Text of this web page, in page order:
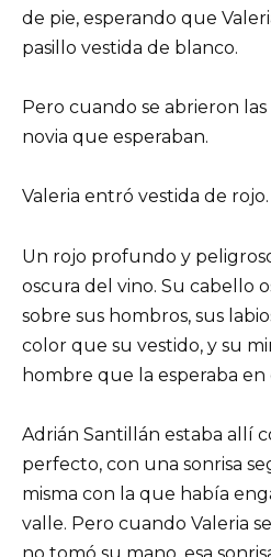
de pie, esperando que
pasillo vestida de blanco.
Pero cuando se abrieron
novia que esperaban.
Valeria entró vestida de rojo.
Un rojo profundo y
oscura del vino. Su cabello
sobre sus hombros, sus
color que su vestido, y su
hombre que la esperaba en
Adrián Santillán estaba allí
perfecto, con una sonrisa
misma con la que había
valle. Pero cuando Valeria